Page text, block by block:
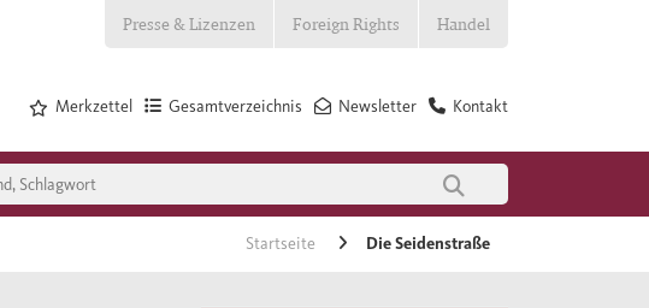
Presse & Lizenzen Foreign Rights Handel
Kontakt
Newsletter
Gesamtverzeichnis
Merkzettel
Startseite Die Seidenstraße